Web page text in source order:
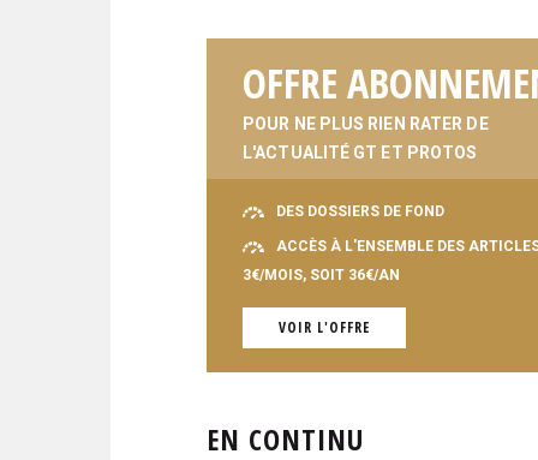
OFFRE
POUR NE PLUS RIEN RATER DE
L'ACTUALITÉ GT ET PROTOS
DES DOSSIERS DE FOND
ACCÈS À L'ENSEMBLE DES
3€/MOIS, SOIT 36€/AN
VOIR L'OFFRE
EN CONTINU